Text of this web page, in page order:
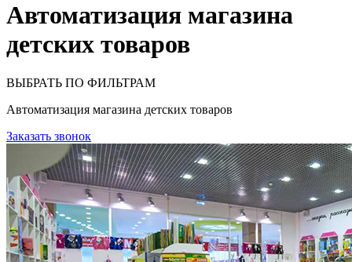
Автоматизация магазина
детских товаров
ВЫБРАТЬ ПО ФИЛЬТРАМ
Автоматизация магазина детских товаров
Заказать звонок